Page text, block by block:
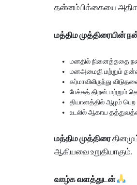
தன்னம்பிக்கையை
மத்திம முத்திரையின்
மனதில் நினைத்ததை
மனஅமைதி மற்றும்
கர்மாவிலிருந்து
பேச்சுத் திறன் மற்றும்
தியானத்தில் ஆழம் பெற
உடலில் ஆகாய
மத்திம முத்திரை
ஆகியவை உறுதியாகும்.
வாழ்க வளத்துடன்